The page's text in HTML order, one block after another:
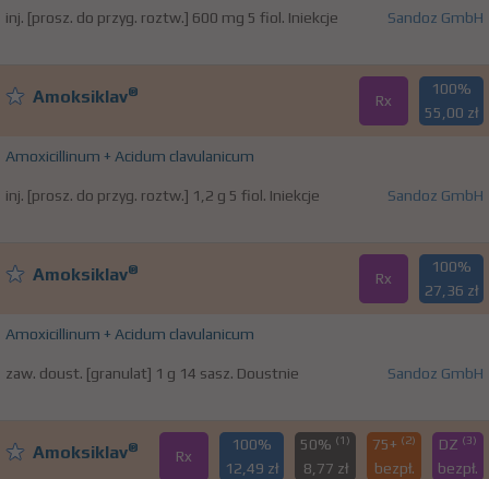
inj. [prosz. do przyg. roztw.] 600 mg 5 fiol. Iniekcje Sandoz GmbH
Amoksiklav® Rx
100%
55,00 zł
Amoxicillinum + Acidum clavulanicum
inj. [prosz. do przyg. roztw.] 1,2 g 5 fiol. Iniekcje Sandoz GmbH
Amoksiklav® Rx
100%
27,36 zł
Amoxicillinum + Acidum clavulanicum
zaw. doust. [granulat] 1 g 14 sasz. Doustnie Sandoz GmbH
Amoksiklav® Rx
100%
12,49 zł
50% (1)
8,77 zł
75+ (2)
bezpł.
DZ (3)
bezpł.